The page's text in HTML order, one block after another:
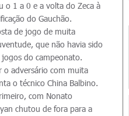
o 1 a 0 e a volta do Zeca à
do Gauchão.
de jogo de muita
que não havia sido
do campeonato.
o adversário com muita
o técnico China Balbino.
com Nonato
chutou de fora para a